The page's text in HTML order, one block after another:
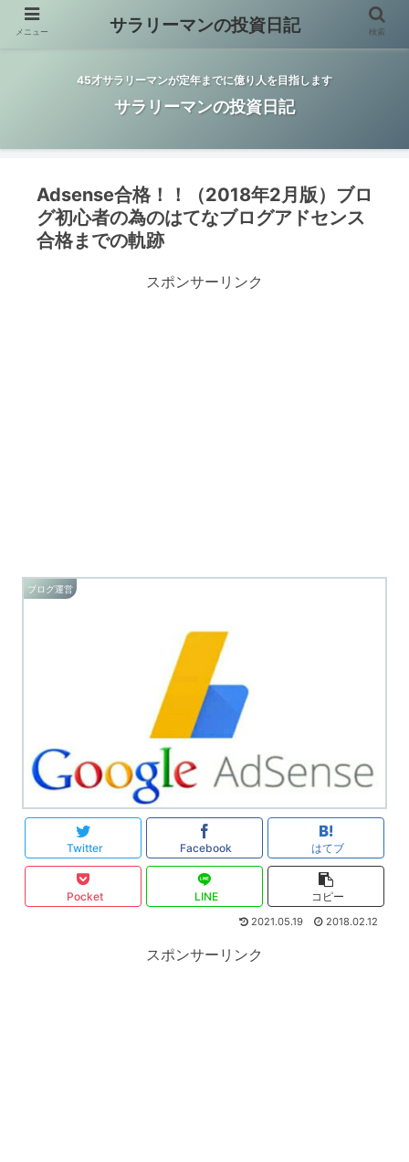
45才サラリーマンが定年までに億り人を目指します
サラリーマンの投資日記
Adsense合格！！（2018年2月版）ブロ
グ初心者の為のはてなブログアドセンス
合格までの軌跡
スポンサーリンク
ブログ運営
Twitter Facebook はてブ
Pocket LINE コピー
2021.05.19 2018.02.12
スポンサーリンク
メニュー サラリーマンの投資日記 検索